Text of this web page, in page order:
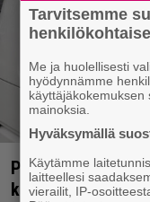
Poliisilla
kauan kestää
Tarvitsemme
Me ja huolellisesti
hyödynnämme
käyttäjäkokemuksen
mainoksia.
Hyväksymällä
Käytämme
laitteellesi
vierailit, IP-